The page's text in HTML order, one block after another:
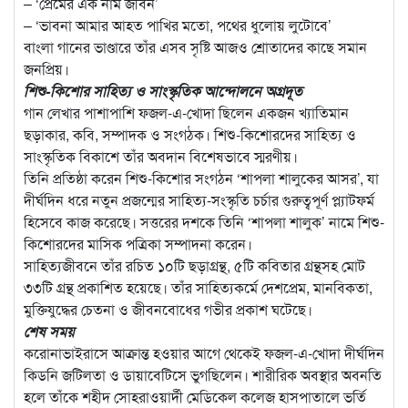
– ‘ভাবনা আমার আহত পাখির মতো, পথের ধুলোয় লুটোবে’
বাংলা গানের ভাণ্ডারে তাঁর এসব সৃষ্টি আজও শ্রোতাদের কাছে সমান
জনপ্রিয়।
শিশু-কিশোর সাহিত্য ও সাংস্কৃতিক আন্দোলনে অগ্রদূত
গান লেখার পাশাপাশি ফজল-এ-খোদা ছিলেন একজন খ্যাতিমান
ছড়াকার, কবি, সম্পাদক ও সংগঠক। শিশু-কিশোরদের সাহিত্য ও
সাংস্কৃতিক বিকাশে তাঁর অবদান বিশেষভাবে স্মরণীয়।
তিনি প্রতিষ্ঠা করেন শিশু-কিশোর সংগঠন ‘শাপলা শালুকের আসর’, যা
দীর্ঘদিন ধরে নতুন প্রজন্মের সাহিত্য-সংস্কৃতি চর্চার গুরুত্বপূর্ণ প্ল্যাটফর্ম
হিসেবে কাজ করেছে। সত্তরের দশকে তিনি ‘শাপলা শালুক’ নামে শিশু-
কিশোরদের মাসিক পত্রিকা সম্পাদনা করেন।
সাহিত্যজীবনে তাঁর রচিত ১০টি ছড়াগ্রন্থ, ৫টি কবিতার গ্রন্থসহ মোট
৩৩টি গ্রন্থ প্রকাশিত হয়েছে। তাঁর সাহিত্যকর্মে দেশপ্রেম, মানবিকতা,
মুক্তিযুদ্ধের চেতনা ও জীবনবোধের গভীর প্রকাশ ঘটেছে।
শেষ সময়
করোনাভাইরাসে আক্রান্ত হওয়ার আগে থেকেই ফজল-এ-খোদা দীর্ঘদিন
কিডনি জটিলতা ও ডায়াবেটিসে ভুগছিলেন। শারীরিক অবস্থার অবনতি
হলে তাঁকে শহীদ সোহরাওয়ার্দী মেডিকেল কলেজ হাসপাতালে ভর্তি